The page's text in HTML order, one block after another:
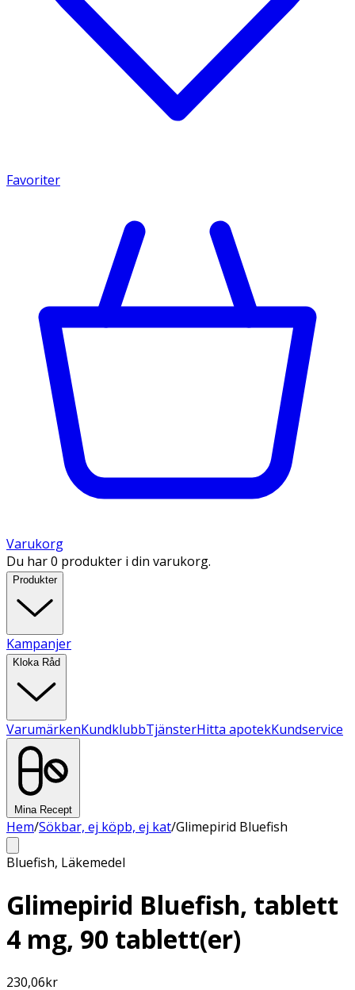
Favoriter
Varukorg
Du har 0 produkter i din varukorg.
Produkter
Kampanjer
Kloka Råd
VarumärkenKundklubbTjänsterHitta apotekKundservice
Mina Recept
Hem/Sökbar, ej köpb, ej kat/Glimepirid Bluefish
Bluefish, Läkemedel
Glimepirid Bluefish, tablett
4 mg, 90 tablett(er)
230,06kr